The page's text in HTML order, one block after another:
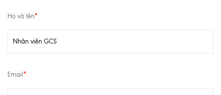
Họ và tên*
Email *